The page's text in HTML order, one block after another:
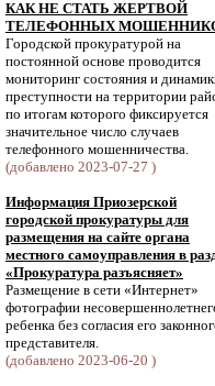
КАК НЕ СТАТЬ ЖЕРТВОЙ
ТЕЛЕФОННЫХ
Городской прокуратурой на
постоянной основе проводится
мониторинг состояния и
преступности на территории
по итогам которого фиксируется
значительное число случаев
телефонного мошенничества.
(добавлено 2023-07-27 )
Информация Приозерской
городской прокуратуры для
размещения на сайте органа
местного самоуправления в
«Прокуратура разъясняет»
Размещение в сети «Интернет»
фотографии
ребенка без согласия его
представителя.
(добавлено 2023-06-20 )